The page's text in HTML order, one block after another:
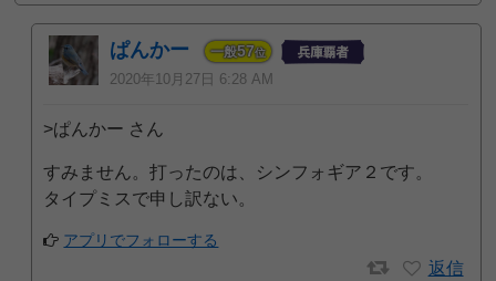
ぱんかー 一般57位
2020年10月27日 6:28 AM
>ぱんかー さん
すみません。打ったのは、シンフォギア２です。
タイプミスで申し訳ない。
アプリでフォローする
返信